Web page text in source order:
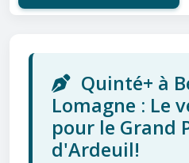
Quinté+ à
Lomagne : Le
pour le Grand
d'Ardeuil!